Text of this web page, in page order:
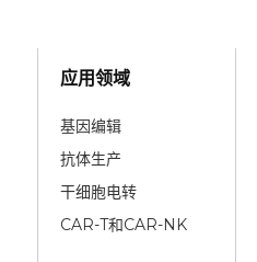
应用领域
基因编辑
抗体生产
干细胞电转
CAR-T和CAR-NK